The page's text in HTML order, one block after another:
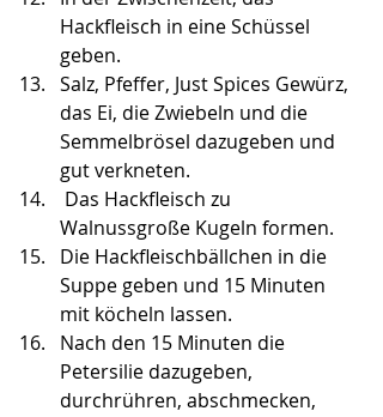
Hackfleisch in eine Schüssel
geben.
Salz, Pfeffer, Just Spices Gewürz,
das Ei, die Zwiebeln und die
Semmelbrösel dazugeben und
gut verkneten.
Walnussgroße Kugeln formen.
Die Hackfleischbällchen in die
Suppe geben und 15 Minuten
mit köcheln lassen.
Nach den 15 Minuten die
Petersilie dazugeben,
durchrühren, abschmecken,